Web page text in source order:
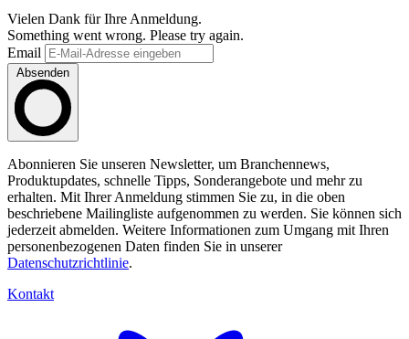
Vielen Dank für Ihre Anmeldung.
Something went wrong. Please try again.
Email
Absenden
Abonnieren Sie unseren Newsletter, um Branchennews,
Produktupdates, schnelle Tipps, Sonderangebote und mehr zu
erhalten. Mit Ihrer Anmeldung stimmen Sie zu, in die oben
beschriebene Mailingliste aufgenommen zu werden. Sie können sich
jederzeit abmelden. Weitere Informationen zum Umgang mit Ihren
personenbezogenen Daten finden Sie in unserer
Datenschutzrichtlinie.
Kontakt